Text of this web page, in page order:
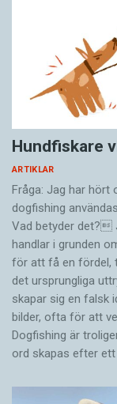
Hundfiskare
ARTIKLAR
Fråga: Jag har hört
dogfishing
Vad betyder det?
handlar i grunden
för att få en fördel,
det ursprungliga
skapar sig en falsk
bilder, ofta för att
Dogfishing är
ord skapas efter